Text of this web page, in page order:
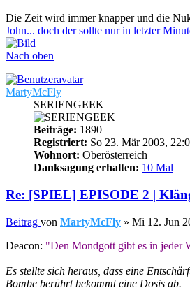
Die Zeit wird immer knapper und die
John... doch der sollte nur in letzter
Nach oben
MartyMcFly
SERIENGEEK
Beiträge: 1890
Registriert: So 23. Mär 2003,
Wohnort: Oberösterreich
Danksagung erhalten: 10 Mal
Re: [SPIEL] EPISODE 2 |
Beitrag von MartyMcFly » Mi 12. Jun
Deacon: "Den Mondgott gibt es in jeder
Es stellte sich heraus, dass eine
Bombe berührt bekommt eine Dosis ab.